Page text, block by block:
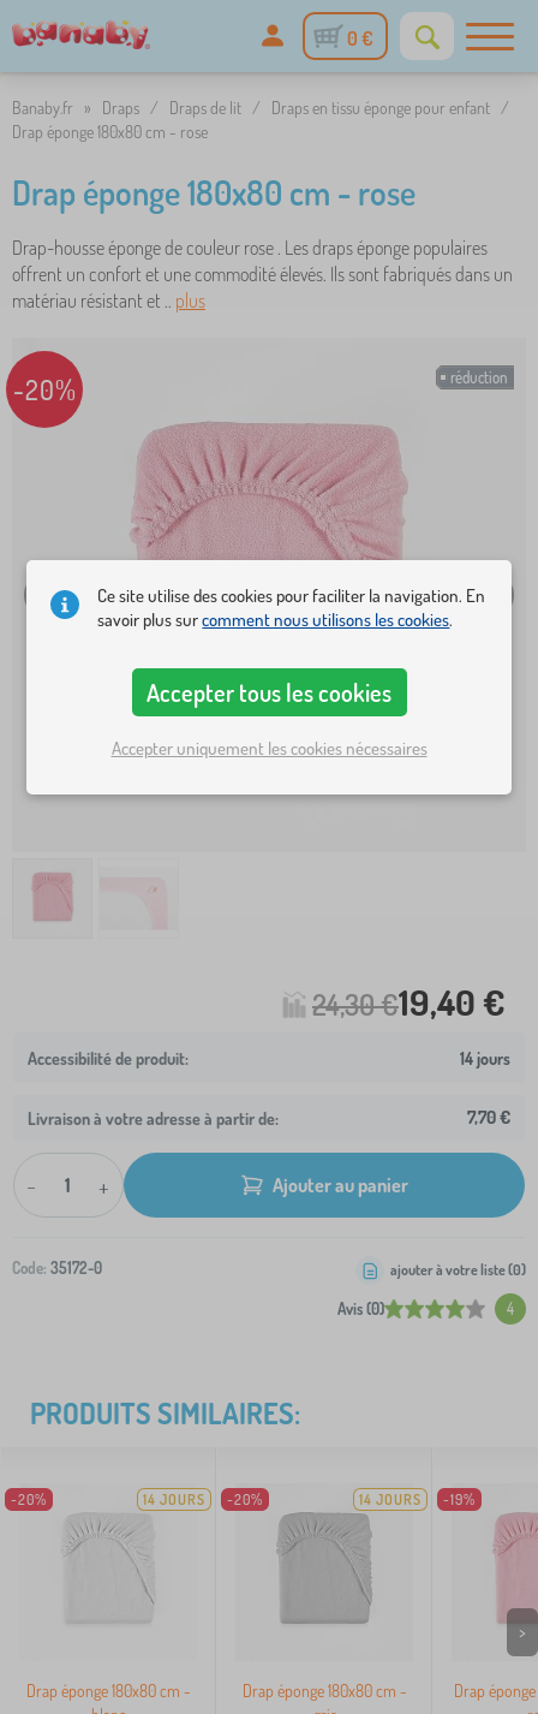
0 €
Banaby.fr » Draps / Draps de lit / Draps en tissu éponge pour enfant /
Drap éponge 180x80 cm - rose
Drap éponge 180x80 cm - rose
Drap-housse éponge de couleur rose . Les draps éponge populaires
offrent un confort et une commodité élevés. Ils sont fabriqués dans un
matériau résistant et .. plus
réduction
-20%
24,30 €19,40 €
14 jours
Livraison à votre adresse à partir de: 7,70 €
- + Ajouter au panier
Code: 35172-0
Avis (0) 4
ajouter à votre liste (0)
PRODUITS SIMILAIRES:
-20% 14 JOURS
Drap éponge 180x80 cm -
-20% 14 JOURS
Drap éponge 180x80 cm -
-19%
Drap
>
Ce site utilise des cookies pour faciliter la navigation. En
savoir plus surcomment nous utilisons les cookies.
Accepter tous les cookies
Accepter uniquement les cookies nécessaires